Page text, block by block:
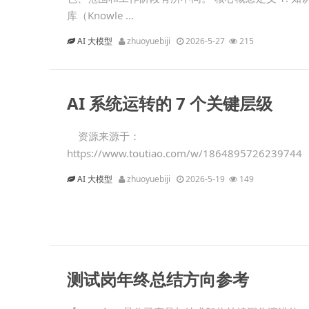
库（Knowle ...
AI 大模型 zhuoyuebiji 2026-5-27 215
AI 系统运转的 7 个关键层级
资源来源于：
https://www.toutiao.com/w/1864895726239744
AI 大模型 zhuoyuebiji 2026-5-19 149
测试岗年终总结方向参考